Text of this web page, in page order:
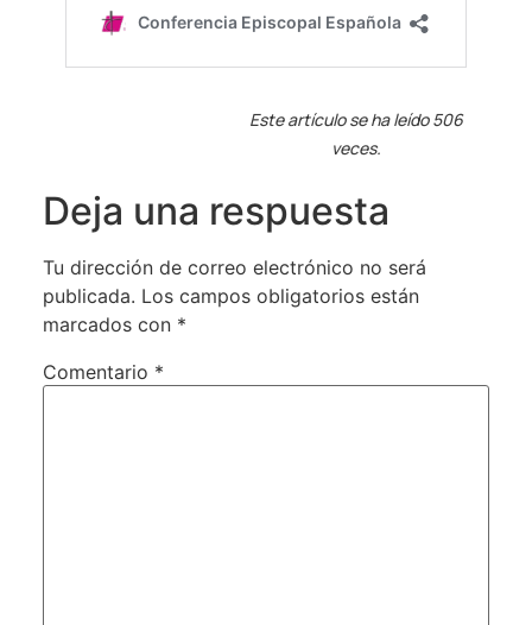
Este artículo se ha leído 506
veces.
Deja una respuesta
Tu dirección de correo electrónico no será
publicada. Los campos obligatorios están
marcados con *
Comentario *